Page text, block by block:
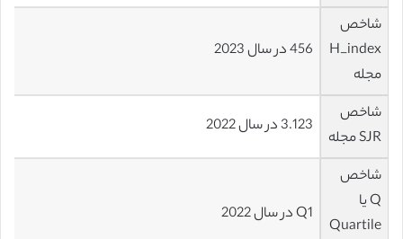
شاخص
H_index
مجله
456 در سال 2023
شاخص
SJR مجله
3.123 در سال 2022
شاخص
Q یا
Quartile
Q1 در سال 2022